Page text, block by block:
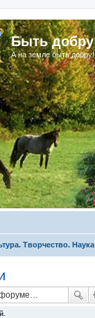
Быть добру
А на земле быть добру!
Творчество. Наука